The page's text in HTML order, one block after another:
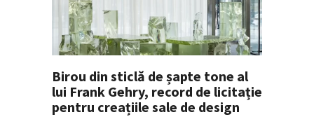
Birou din sticlă de șapte tone al
lui Frank Gehry, record de licitație
pentru creațiile sale de design